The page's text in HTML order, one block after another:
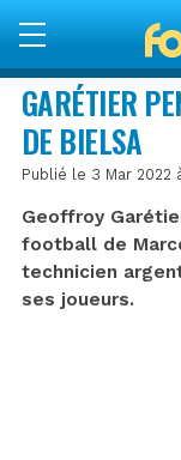
GARÉTIER
DE BIELSA
Publié le 3 Mar 2022
Geoffroy
football de
technicien
ses joueurs.